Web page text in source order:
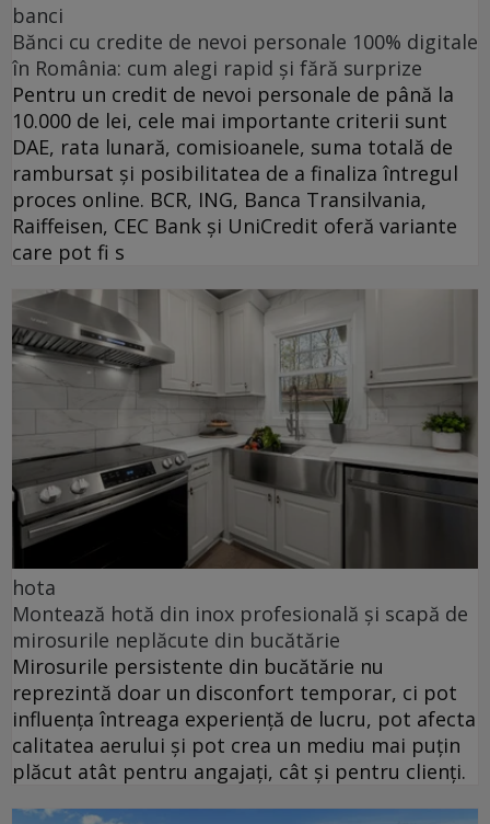
banci
Bănci cu credite de nevoi personale 100% digitale
în România: cum alegi rapid și fără surprize
Pentru un credit de nevoi personale de până la
10.000 de lei, cele mai importante criterii sunt
DAE, rata lunară, comisioanele, suma totală de
rambursat și posibilitatea de a finaliza întregul
proces online. BCR, ING, Banca Transilvania,
Raiffeisen, CEC Bank și UniCredit oferă variante
care pot fi s
hota
Montează hotă din inox profesională și scapă de
mirosurile neplăcute din bucătărie
Mirosurile persistente din bucătărie nu
reprezintă doar un disconfort temporar, ci pot
influența întreaga experiență de lucru, pot afecta
calitatea aerului și pot crea un mediu mai puțin
plăcut atât pentru angajați, cât și pentru clienți.